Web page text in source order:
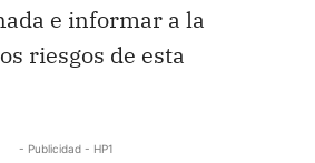
e informar a la
riesgos de esta
- Publicidad - HP1